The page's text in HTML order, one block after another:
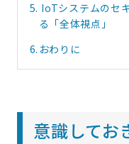
5. IoTシステムのセ
る「全体視点」
6. おわりに
意識してお